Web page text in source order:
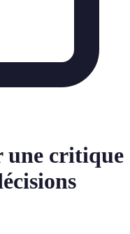
une critique